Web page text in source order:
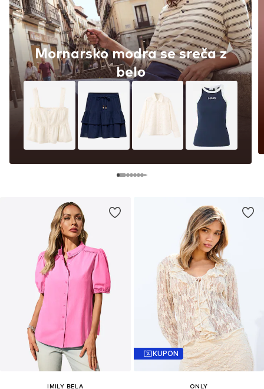
Mornarsko modra se sreča z
belo
IMILY BELA
KUPON
ONLY